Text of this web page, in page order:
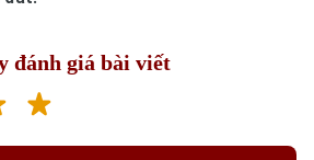
đánh giá bài viết